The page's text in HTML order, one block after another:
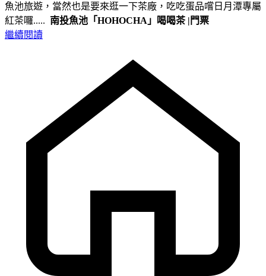
魚池旅遊，當然也是要來逛一下茶廠，吃吃蛋品嚐日月潭專屬
紅茶囉..... 南投魚池 「HOHOCHA」喝喝茶 |門票
繼續閱讀